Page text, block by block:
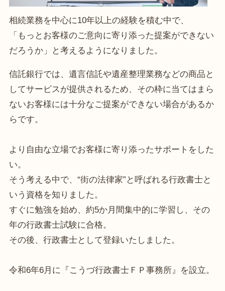
相続業務を中心に10年以上の経験を積む中で、
「もっとお客様のご意向に寄り添った提案ができない
だろうか」と考えるようになりました。
信託銀行では、遺言信託や遺産整理業務などの商品と
してサービスが提供されるため、その枠に当てはまら
ないお客様には十分なご提案ができない場合があるか
らです。
より自由な立場でお客様に寄り添ったサポートをした
い。
そう考える中で、“街の法律家”と呼ばれる行政書士と
いう資格を知りました。
すぐに勉強を始め、約5か月間集中的に学習し、その
年の行政書士試験に合格。
その後、行政書士として登録いたしました。
令和6年6月に『こうづ行政書士ＦＰ事務所』を設立。